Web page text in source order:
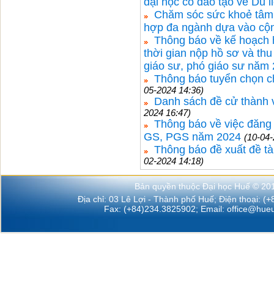
Chăm sóc sức khoẻ
hợp đa ngành dựa vào
Thông báo về kế
thời gian nộp hồ sơ và
giáo sư, phó giáo sư năm
Thông báo tuyển chọn
05-2024 14:36)
Danh sách đề cử
2024 16:47)
Thông báo về việc
GS, PGS năm 2024 (10-
Thông báo đề xuất đề
02-2024 14:18)
Bản quyền thuộc Đại học Huế ©
Địa chỉ: 03 Lê Lợi - Thành phố Huế; Điện thoại:
Fax: (+84)234.3825902; Email: